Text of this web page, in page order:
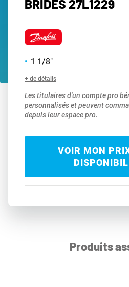
BRIDES 27L1229
1 1/8"
+ de détails
Les titulaires d'un compte pro
personnalisés et peuvent
depuis leur espace pro.
VOIR MON
Produits